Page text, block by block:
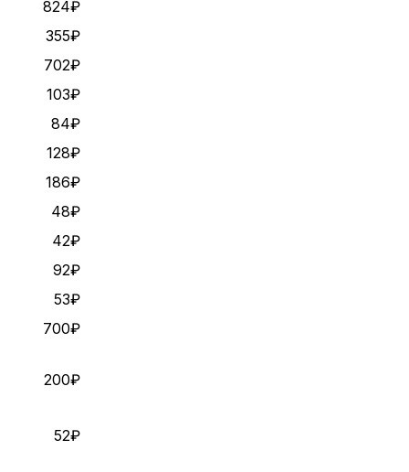
824₽
355₽
702₽
103₽
84₽
128₽
186₽
48₽
42₽
92₽
53₽
700₽
200₽
52₽